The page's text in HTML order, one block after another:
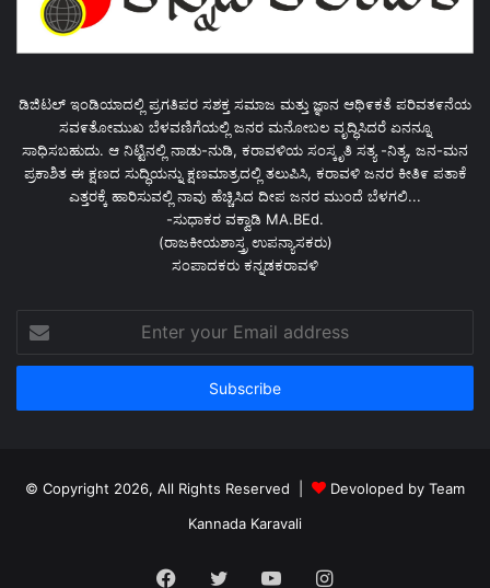
ಡಿಜಿಟಲ್ ಇಂಡಿಯಾದಲ್ಲಿ ಪ್ರಗತಿಪರ ಸಶಕ್ತ ಸಮಾಜ ಮತ್ತು ಜ್ಞಾನ ಆಥಿ೯ಕತೆ ಪರಿವತ೯ನೆಯ
ಸವ೯ತೋಮುಖ ಬೆಳವಣಿಗೆಯಲ್ಲಿ ಜನರ ಮನೋಬಲ ವೃದ್ಧಿಸಿದರೆ ಏನನ್ನೂ
ಸಾಧಿಸಬಹುದು. ಆ ನಿಟ್ಟಿನಲ್ಲಿ ನಾಡು-ನುಡಿ, ಕರಾವಳಿಯ ಸಂಸ್ಕೃತಿ ಸತ್ಯ -ನಿತ್ಯ, ಜನ-ಮನ
ಪ್ರಕಾಶಿತ ಈ ಕ್ಷಣದ ಸುದ್ಧಿಯನ್ನು ಕ್ಷಣಮಾತ್ರದಲ್ಲಿ ತಲುಪಿಸಿ, ಕರಾವಳಿ ಜನರ ಕೀತಿ೯ ಪತಾಕೆ
ಎತ್ತರಕ್ಕೆ ಹಾರಿಸುವಲ್ಲಿ ನಾವು ಹೆಚ್ಚಿಸಿದ ದೀಪ ಜನರ ಮುಂದೆ ಬೆಳಗಲಿ...
-ಸುಧಾಕರ ವಕ್ವಾಡಿ MA.BEd.
(ರಾಜಕೀಯಶಾಸ್ತ್ರ ಉಪನ್ಯಾಸಕರು)
ಸಂಪಾದಕರು ಕನ್ನಡಕರಾವಳಿ
your
Email
© Copyright 2026, All Rights Reserved |
Devoloped by Team
Kannada Karavali
Facebook
TwitterYouTubeInstagram